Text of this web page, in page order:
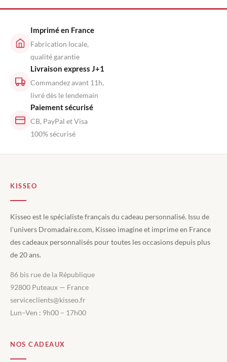
Imprimé en France
Fabrication locale,
qualité garantie
Livraison express J+1
Commandez avant 11h,
livré dès le lendemain
Paiement sécurisé
CB, PayPal et Visa
100% sécurisé
KISSEO
Kisseo est le spécialiste français du cadeau personnalisé. Issu de
l'univers Dromadaire.com, Kisseo imagine et imprime en France
des cadeaux personnalisés pour toutes les occasions depuis plus
de 20 ans.
86 bis rue de la République
92800 Puteaux — France
serviceclients@kisseo.fr
Lun–Ven : 9h00 – 17h00
NOS CADEAUX